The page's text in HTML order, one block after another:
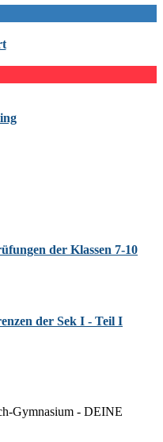
der Klassen 7-10
der Sek I - Teil I
Gymnasium - DEINE